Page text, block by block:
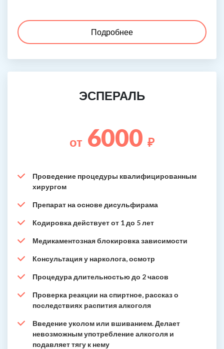
Подробнее
ЭСПЕРАЛЬ
от 6000 ₽
Проведение процедуры квалифицированным
хирургом
Препарат на основе дисульфирама
Кодировка действует от 1 до 5 лет
Медикаментозная блокировка зависимости
Консультация у нарколога, осмотр
Процедура длительностью до 2 часов
Проверка реакции на спиртное, рассказ о
последствиях распития алкоголя
Введение уколом или вшиванием. Делает
невозможным употребление алкоголя и
подавляет тягу к нему